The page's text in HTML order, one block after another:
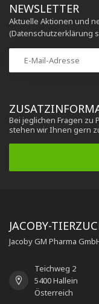
Bei jeglichen Fragen
stehen wir Ihnen gern
NEWSLETTER
Aktuelle Aktionen und
(Datenschutzerklärung
JACOBY-
Jacoby GM Pharma
Teichweg 2
5400 Hallein
Österreich